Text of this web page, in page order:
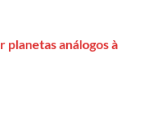
planetas análogos à